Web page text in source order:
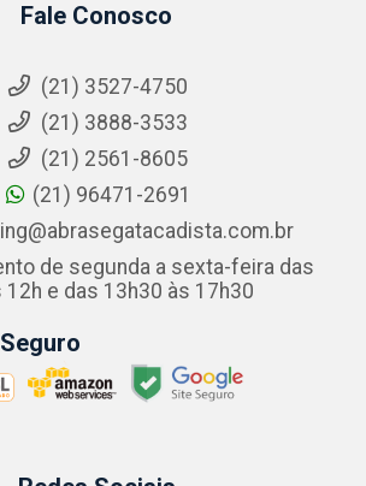
Fale Conosco
(21) 3527-4750
(21) 3888-3533
(21) 2561-8605
(21) 96471-2691
de segunda a sexta-feira das
12h e das 13h30 às 17h30